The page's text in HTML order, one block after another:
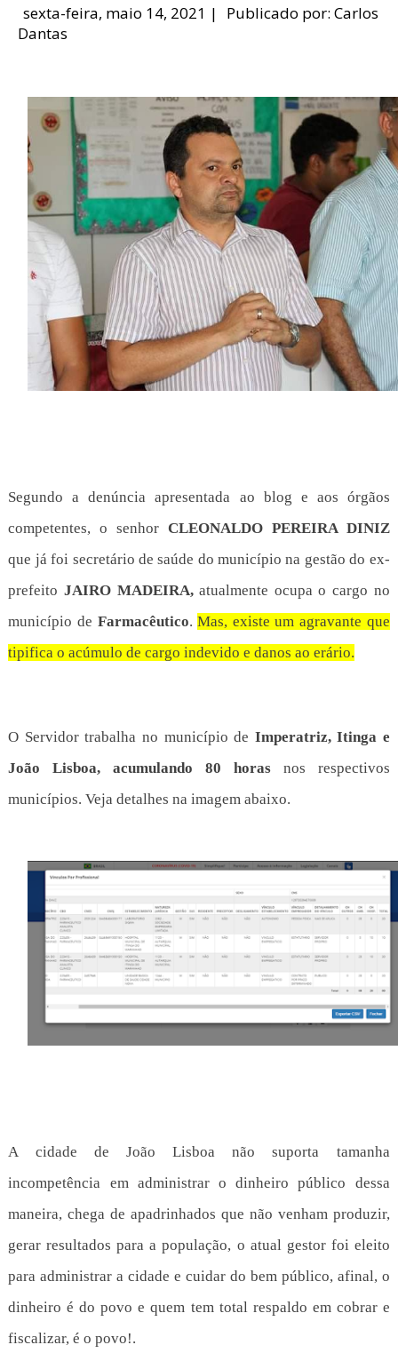
sexta-feira, maio 14, 2021 | Publicado por:Carlos
Dantas
Segundo a denúncia apresentada ao blog e aos órgãos
competentes, o senhor CLEONALDO PEREIRA DINIZ
que já foi secretário de saúde do município na gestão do ex-
prefeitoJAIRO MADEIRA,atualmente ocupa o cargo no
município de Farmacêutico.Mas, existe um agravante que
tipifica o acúmulo de cargo indevido e danos ao erário.
O Servidor trabalha no município de Imperatriz, Itinga e
João Lisboa, acumulando 80 horas nos respectivos
municípios. Veja detalhes na imagem abaixo.
A cidade de João Lisboa não suporta tamanha
incompetência em administrar o dinheiro público dessa
maneira, chega de apadrinhados que não venham produzir,
gerar resultados para a população, o atual gestor foi eleito
para administrar a cidade e cuidar do bem público, afinal, o
dinheiro é do povo e quem tem total respaldo em cobrar e
fiscalizar, é o povo!.